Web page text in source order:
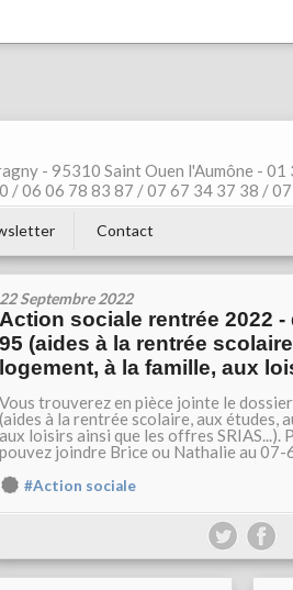
- 95310 Saint Ouen l'Aumône - 01
/ 06 06 78 83 87 / 07 67 34 37 38 /
Contact
22 Septembre 2022
Action sociale rentrée 2022 -
95 (aides à la rentrée
logement, à la famille, aux
Vous trouverez en pièce jointe le
(aides à la rentrée scolaire, aux études,
aux loisirs ainsi que les offres SRIAS...).
pouvez joindre Brice ou Nathalie au
#Action sociale